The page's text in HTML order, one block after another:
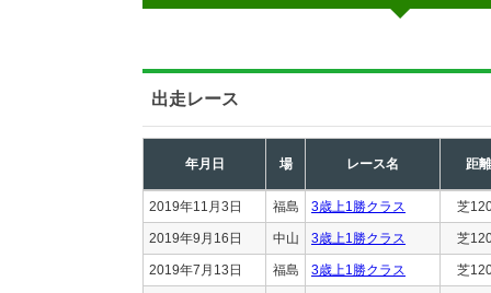
出走レース
年月日 場 レース名 距離
2019年11月3日 福島 3歳上1勝クラス 芝
2019年9月16日 中山 3歳上1勝クラス 芝
2019年7月13日 福島 3歳上1勝クラス 芝